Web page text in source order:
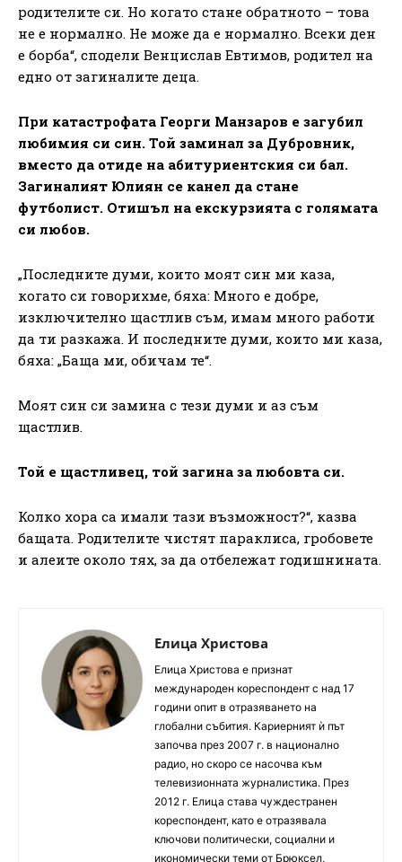
родителите си. Но когато стане обратното – това
не е нормално. Не може да е нормално. Всеки ден
е борба“, сподели Венцислав Евтимов, родител на
едно от загиналите деца.
При катастрофата Георги Манзаров е загубил
любимия си син. Той заминал за Дубровник,
вместо да отиде на абитуриентския си бал.
Загиналият Юлиян се канел да стане
футболист. Отишъл на екскурзията с голямата
си любов.
„Последните думи, които моят син ми каза,
когато си говорихме, бяха: Много е добре,
изключително щастлив съм, имам много работи
да ти разкажа. И последните думи, които ми каза,
бяха: „Баща ми, обичам те“.
Моят син си замина с тези думи и аз съм
щастлив.
Той е щастливец, той загина за любовта си.
Колко хора са имали тази възможност?“, казва
бащата. Родителите чистят параклиса, гробовете
и алеите около тях, за да отбележат годишнината.
Елица Христова
Елица Христова е признат
международен кореспондент с над 17
години опит в отразяването на
глобални събития. Кариерният ѝ път
започва през 2007 г. в национално
радио, но скоро се насочва към
телевизионната журналистика. През
2012 г. Елица става чуждестранен
кореспондент, като е отразявала
ключови политически, социални и
икономически теми от Брюксел,